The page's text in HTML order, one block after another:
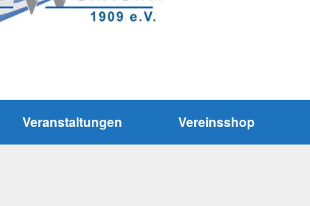
Veranstaltungen Vereinsshop